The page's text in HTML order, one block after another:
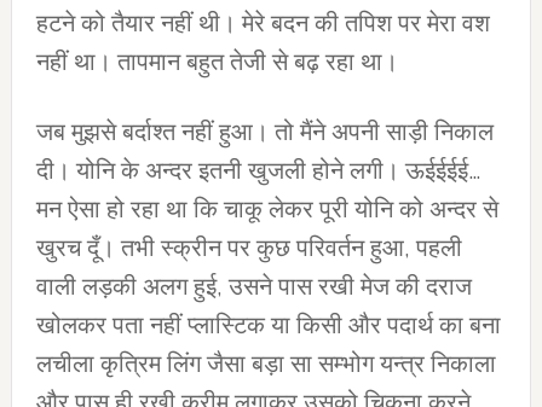
हटने को तैयार नहीं थी। मेरे बदन की तपिश पर मेरा वश
नहीं था। तापमान बहुत तेजी से बढ़ रहा था।
जब मुझसे बर्दाश्‍त नहीं हुआ। तो मैंने अपनी साड़ी निकाल
दी। योनि के अन्‍दर इतनी खुजली होने लगी। ऊईईईई…
मन ऐसा हो रहा था कि चाकू लेकर पूरी योनि को अन्‍दर से
खुरच दूँ। तभी स्‍क्रीन पर कुछ परिवर्तन हुआ, पहली
वाली लड़की अलग हुई, उसने पास रखी मेज की दराज
खोलकर पता नहीं प्‍लास्टिक या किसी और पदार्थ का बना
लचीला कृत्रिम लिंग जैसा बड़ा सा सम्‍भोग यन्‍त्र निकाला